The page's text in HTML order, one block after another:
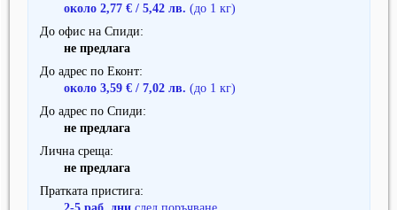
около 2,77 € / 5,42 лв. (до 1 кг)
До офис на Спиди
не предлага
До адрес по Еконт
около 3,59 € / 7,02 лв. (до 1 кг)
До адрес по Спиди
не предлага
Лична среща
не предлага
Пратката пристига